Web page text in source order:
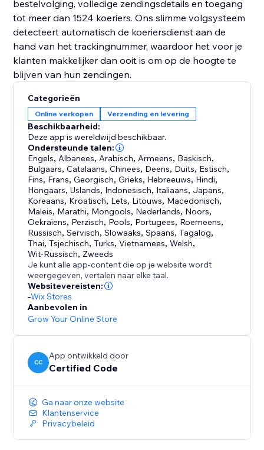
bestelvolging, volledige zendingsdetails en toegang
tot meer dan 1524 koeriers. Ons slimme volgsysteem
detecteert automatisch de koeriersdienst aan de
hand van het trackingnummer, waardoor het voor je
klanten makkelijker dan ooit is om op de hoogte te
blijven van hun zendingen.
Categorieën
Online verkopen Verzending en levering
Beschikbaarheid:
Deze app is wereldwijd beschikbaar.
Ondersteunde talen:
Engels, Albanees, Arabisch, Armeens, Baskisch,
Bulgaars,Catalaans,Chinees, Deens, Duits, Estisch,
Fins, Frans,Georgisch,Grieks, Hebreeuws, Hindi,
Hongaars,IJslands, Indonesisch, Italiaans, Japans,
Koreaans, Kroatisch, Lets, Litouws, Macedonisch,
Maleis, Marathi, Mongools, Nederlands, Noors,
Oekraïens, Perzisch, Pools, Portugees, Roemeens,
Russisch,Servisch,Slowaaks,Spaans,Tagalog,
Thai,Tsjechisch,Turks,Vietnamees,Welsh,
Wit-Russisch, Zweeds
Je kunt alle app-content die op je website wordt
weergegeven, vertalen naar elke taal.
Websitevereisten:
-Wix Stores
Aanbevolen in
Grow Your Online Store
CC
App ontwikkeld door
Certified Code
Ga naar onze website
Klantenservice
Privacybeleid